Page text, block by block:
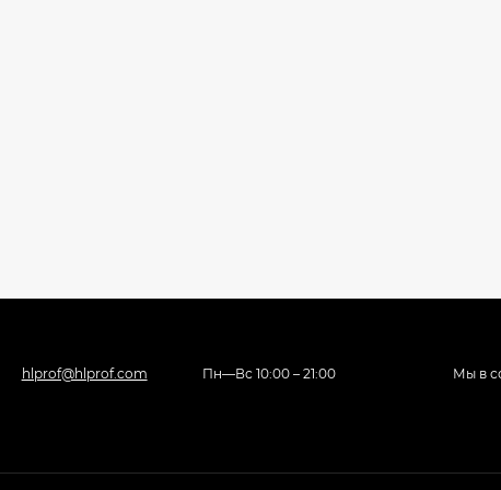
hlprof@hlprof.com Пн—Вс 10:00 – 21:00 Мы в